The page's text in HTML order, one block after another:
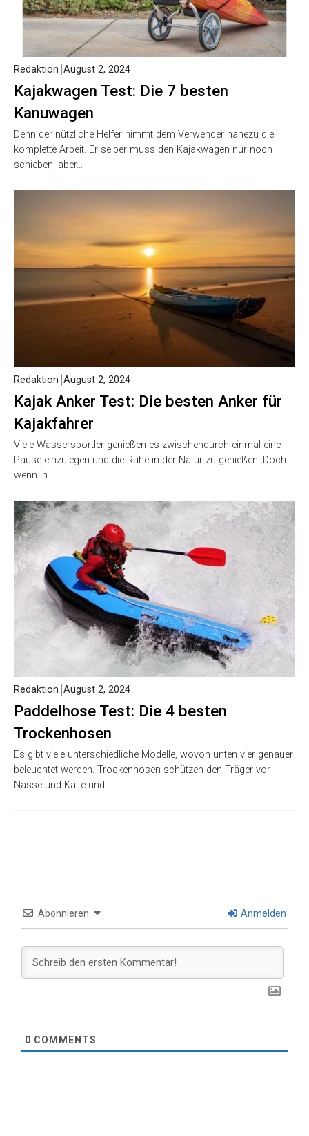
Kajakwagen Test: Die 7 besten
Kanuwagen
Redaktion August 2, 2024
Denn der nützliche Helfer nimmt dem Verwender nahezu die
komplette Arbeit. Er selber muss den Kajakwagen nur noch
schieben, aber…
Kajak Anker Test: Die besten Anker für
Kajakfahrer
Redaktion August 2, 2024
Viele Wassersportler genießen es zwischendurch einmal eine
Pause einzulegen und die Ruhe in der Natur zu genießen. Doch
wenn in…
Paddelhose Test: Die 4 besten
Trockenhosen
Redaktion August 2, 2024
Es gibt viele unterschiedliche Modelle, wovon unten vier genauer
beleuchtet werden. Trockenhosen schützen den Träger vor
Nässe und Kälte und…
Abonnieren Anmelden
0 COMMENTS